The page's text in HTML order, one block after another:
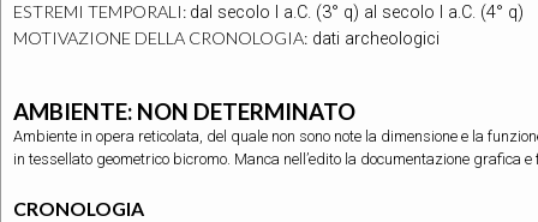
ESTREMI TEMPORALI: dal secolo I a.C. (3° q) al secolo I a.C. (4° q)
MOTIVAZIONE DELLA CRONOLOGIA: dati archeologici
AMBIENTE: NON DETERMINATO
Ambiente in opera reticolata, del quale non sono note la dimensione e la
in tessellato geometrico bicromo. Manca nell’edito la documentazione grafica
CRONOLOGIA